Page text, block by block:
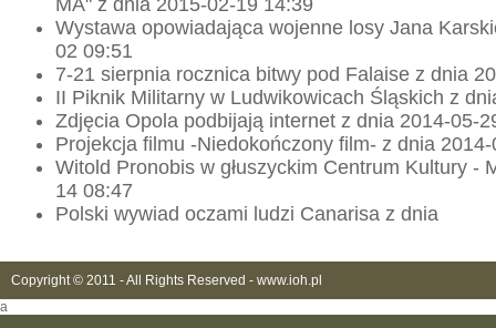
MA" z dnia 2015-02-19 14:39
Wystawa opowiadająca wojenne losy Jana
02 09:51
7-21 sierpnia rocznica bitwy pod Falaise z dnia
II Piknik Militarny w Ludwikowicach Śląskich z
Zdjęcia Opola podbijają internet z dnia 2014-05-
Projekcja filmu -Niedokończony film- z dnia
Witold Pronobis w głuszyckim Centrum Kultury -
14 08:47
Polski wywiad oczami ludzi Canarisa z dnia
Copyright © 2011 - All Rights Reserved - www.ioh.pl
a